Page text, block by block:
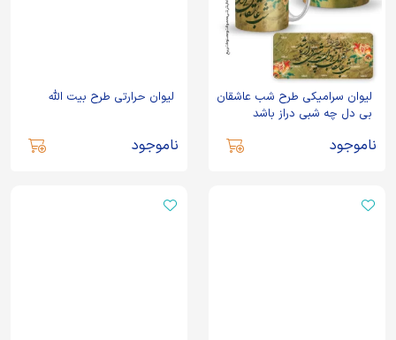
لیوان سرامیکی طرح شب عاشقان
بی دل چه شبی دراز باشد
ناموجود
لیوان حرارتی طرح بیت الله
ناموجود